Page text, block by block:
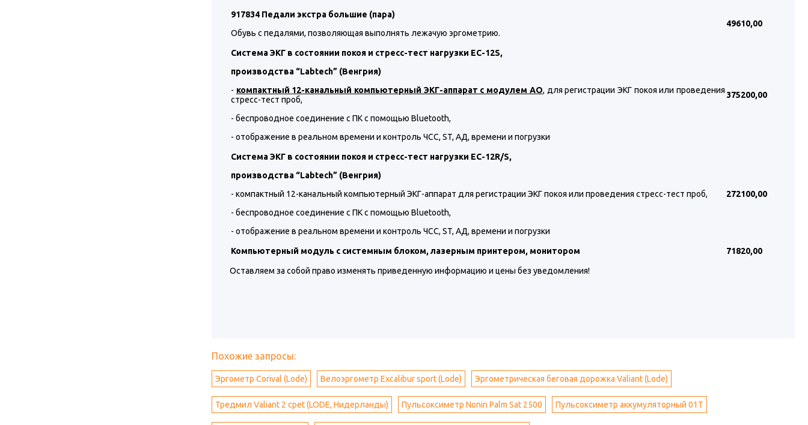
917834 Педали экстра большие (пара)
Обувь с педалями, позволяющая выполнять лежачую эргометрию.
49610,00
Система ЭКГ в состоянии покоя и стресс-тест нагрузки EC-12S,
производства “Labtech” (Венгрия)
- компактный 12-канальный компьютерный ЭКГ-аппарат с модулем АО, для регистрации ЭКГ покоя или проведения
стресс-тест проб,
- беспроводное соединение с ПК с помощью Bluetooth,
- отображение в реальном времени и контроль ЧСС, ST, АД, времени и погрузки
375200,00
Система ЭКГ в состоянии покоя и стресс-тест нагрузки EC-12R/S,
производства “Labtech” (Венгрия)
- компактный 12-канальный компьютерный ЭКГ-аппарат для регистрации ЭКГ покоя или проведения стресс-тест проб,
- беспроводное соединение с ПК с помощью Bluetooth,
- отображение в реальном времени и контроль ЧСС, ST, АД, времени и погрузки
272100,00
Компьютерный модуль с системным блоком, лазерным принтером, монитором 71820,00
Оставляем за собой право изменять приведенную информацию и цены без уведомления!
Похожие запросы:
Эргометр Corival (Lode) Велоэргометр Excalibur sport (Lode) Эргометрическая беговая дорожка Valiant (Lode)
Тредмил Valiant 2 cpet (LODE, Нидерланды) Пульсоксиметр Nonin Palm Sat 2500 Пульсоксиметр аккумуляторный 01T